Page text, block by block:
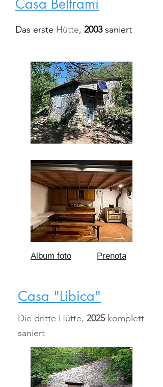
Casa Beltrami
Das erste Hütte, 2003saniert
Album foto Prenota
Casa "Libica"
Die dritte Hütte, 2025komplett
saniert